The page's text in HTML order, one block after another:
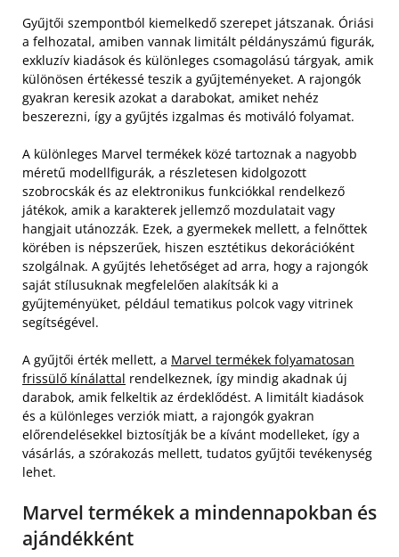
Gyűjtői szempontból kiemelkedő szerepet játszanak. Óriási
a felhozatal, amiben vannak limitált példányszámú figurák,
exkluzív kiadások és különleges csomagolású tárgyak, amik
különösen értékessé teszik a gyűjteményeket. A rajongók
gyakran keresik azokat a darabokat, amiket nehéz
beszerezni, így a gyűjtés izgalmas és motiváló folyamat.
A különleges Marvel termékek közé tartoznak a nagyobb
méretű modellfigurák, a részletesen kidolgozott
szobrocskák és az elektronikus funkciókkal rendelkező
játékok, amik a karakterek jellemző mozdulatait vagy
hangjait utánozzák. Ezek, a gyermekek mellett, a felnőttek
körében is népszerűek, hiszen esztétikus dekorációként
szolgálnak. A gyűjtés lehetőséget ad arra, hogy a rajongók
saját stílusuknak megfelelően alakítsák ki a
gyűjteményüket, például tematikus polcok vagy vitrinek
segítségével.
A gyűjtői érték mellett, a Marvel termékek folyamatosan
frissülő kínálattal rendelkeznek, így mindig akadnak új
darabok, amik felkeltik az érdeklődést. A limitált kiadások
és a különleges verziók miatt, a rajongók gyakran
előrendelésekkel biztosítják be a kívánt modelleket, így a
vásárlás, a szórakozás mellett, tudatos gyűjtői tevékenység
lehet.
Marvel termékek a mindennapokban és
ajándékként